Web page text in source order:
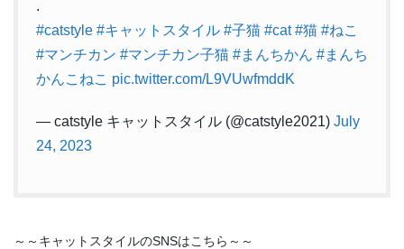
.
#catstyle #キャットスタイル #子猫 #cat #猫 #ねこ
#マンチカン #マンチカン子猫 #まんちかん #まんち
かんこねこ pic.twitter.com/L9VUwfmddK
— catstyle キャットスタイル (@catstyle2021) July
24, 2023
～～キャットスタイルのSNSはこちら～～